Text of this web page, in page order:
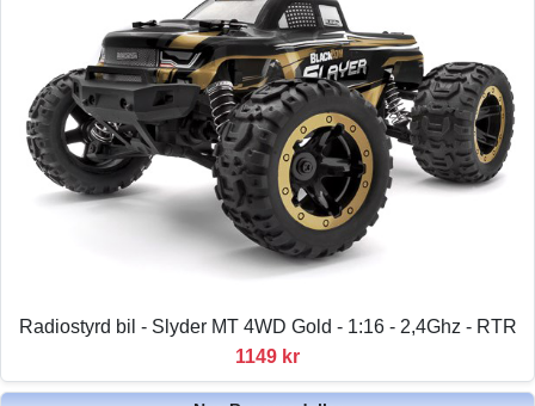
Radiostyrd bil - Slyder MT 4WD Gold - 1:16 - 2,4Ghz - RTR
1149 kr